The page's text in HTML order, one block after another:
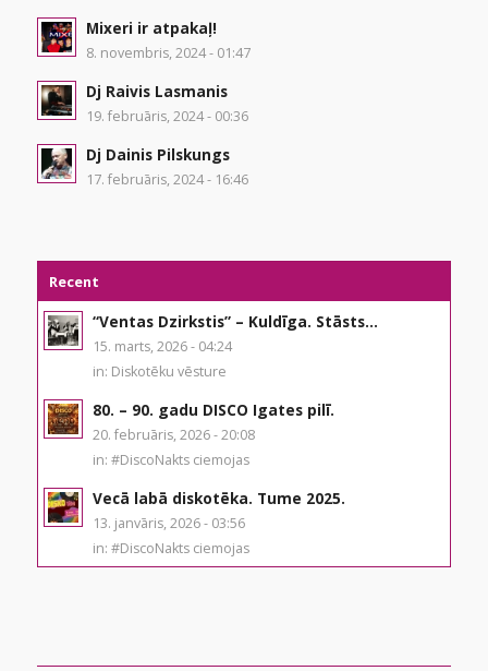
Mixeri ir atpakaļ!
8. novembris, 2024 - 01:47
Dj Raivis Lasmanis
19. februāris, 2024 - 00:36
Dj Dainis Pilskungs
17. februāris, 2024 - 16:46
Recent
“Ventas Dzirkstis” – Kuldīga. Stāsts...
15. marts, 2026 - 04:24
in: Diskotēku vēsture
80. – 90. gadu DISCO Igates pilī.
20. februāris, 2026 - 20:08
in: #DiscoNakts ciemojas
Vecā labā diskotēka. Tume 2025.
13. janvāris, 2026 - 03:56
in: #DiscoNakts ciemojas